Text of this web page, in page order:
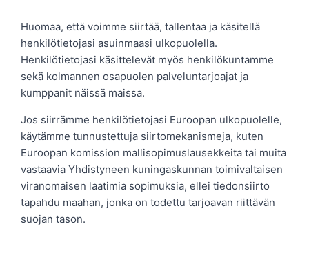
Huomaa, että voimme siirtää, tallentaa ja käsitellä
henkilötietojasi asuinmaasi ulkopuolella.
Henkilötietojasi käsittelevät myös henkilökuntamme
sekä kolmannen osapuolen palveluntarjoajat ja
kumppanit näissä maissa.
Jos siirrämme henkilötietojasi Euroopan ulkopuolelle,
käytämme tunnustettuja siirtomekanismeja, kuten
Euroopan komission mallisopimuslausekkeita tai muita
vastaavia Yhdistyneen kuningaskunnan toimivaltaisen
viranomaisen laatimia sopimuksia, ellei tiedonsiirto
tapahdu maahan, jonka on todettu tarjoavan riittävän
suojan tason.